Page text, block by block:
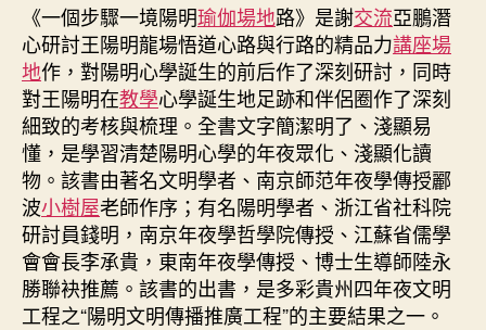
承
貴
陸
永
勝
等
專
家
推
薦！〉
中
《一個步驟一境陽明瑜伽場地路》是謝交流亞鵬潛
心研討王陽明龍場悟道心路與行路的精品力講座場
地作，對陽明心學誕生的前后作了深刻研討，同時
對王陽明在教學心學誕生地足跡和伴侶圈作了深刻
細致的考核與梳理。全書文字簡潔明了、淺顯易
懂，是學習清楚陽明心學的年夜眾化、淺顯化讀
物。該書由著名文明學者、南京師范年夜學傳授酈
波小樹屋老師作序；有名陽明學者、浙江省社科院
研討員錢明，南京年夜學哲學院傳授、江蘇省儒學
會會長李承貴，東南年夜學傳授、博士生導師陸永
勝聯袂推薦。該書的出書，是多彩貴州四年夜文明
工程之“陽明文明傳播推廣工程”的主要結果之一。